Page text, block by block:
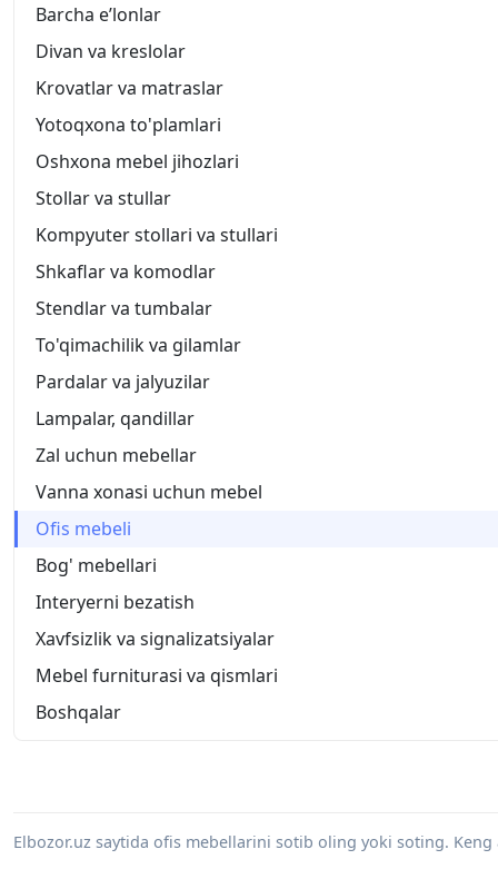
Barcha eʼlonlar
Divan va kreslolar
Krovatlar va matraslar
Yotoqxona to'plamlari
Oshxona mebel jihozlari
Stollar va stullar
Kompyuter stollari va stullari
Shkaflar va komodlar
Stendlar va tumbalar
To'qimachilik va gilamlar
Pardalar va jalyuzilar
Lampalar, qandillar
Zal uchun mebellar
Vanna xonasi uchun mebel
Ofis mebeli
Bog' mebellari
Interyerni bezatish
Xavfsizlik va signalizatsiyalar
Mebel furniturasi va qismlari
Boshqalar
Elbozor.uz saytida ofis mebellarini sotib oling yoki soting.